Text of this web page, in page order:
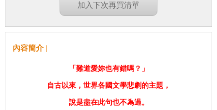
加入下次再買清單
內容簡介 |
「難道愛妳也有錯嗎？」
自古以來，世界各國文學悲劇的主題，
說是盡在此句也不為過。